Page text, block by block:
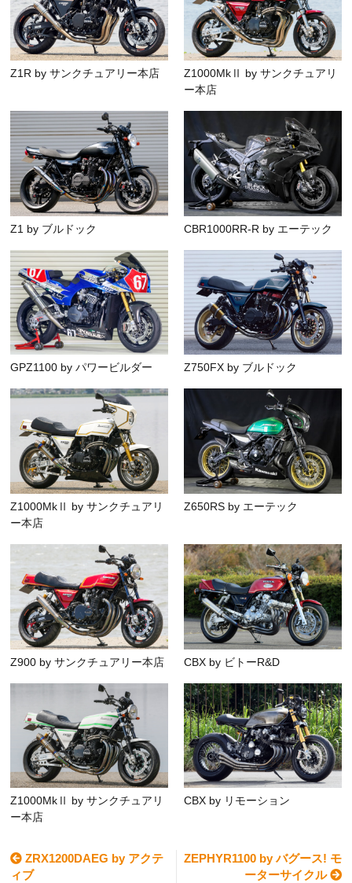
Z1R by サンクチュアリー本店
Z1000MkⅡ by サンクチュアリ
ー本店
Z1 by ブルドック CBR1000RR-R by エーテック
GPZ1100 by パワービルダー Z750FX by ブルドック
Z1000MkⅡ by サンクチュアリ
ー本店
Z650RS by エーテック
Z900 by サンクチュアリー本店 CBX by ビトーR&D
Z1000MkⅡ by サンクチュアリ
ー本店
CBX by リモーション
ZRX1200DAEG by アクテ
ィブ
ZEPHYR1100 by バグース! モ
ーターサイクル